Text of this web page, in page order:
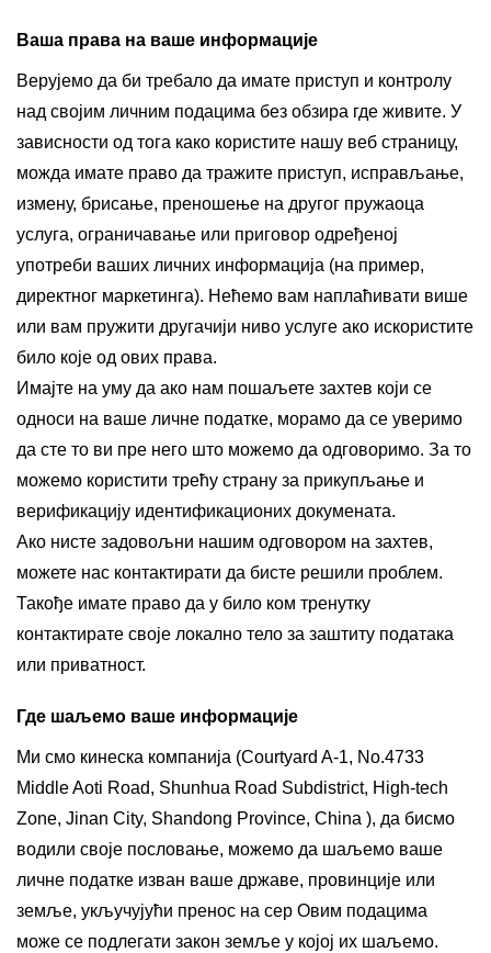
Ваша права на ваше информације
Верујемо да би требало да имате приступ и контролу
над својим личним подацима без обзира где живите. У
зависности од тога како користите нашу веб страницу,
можда имате право да тражите приступ, исправљање,
измену, брисање, преношење на другог пружаоца
услуга, ограничавање или приговор одређеној
употреби ваших личних информација (на пример,
директног маркетинга). Нећемо вам наплаћивати више
или вам пружити другачији ниво услуге ако искористите
било које од ових права.
Имајте на уму да ако нам пошаљете захтев који се
односи на ваше личне податке, морамо да се уверимо
да сте то ви пре него што можемо да одговоримо. За то
можемо користити трећу страну за прикупљање и
верификацију идентификационих докумената.
Ако нисте задовољни нашим одговором на захтев,
можете нас контактирати да бисте решили проблем.
Такође имате право да у било ком тренутку
контактирате своје локално тело за заштиту података
или приватност.
Где шаљемо ваше информације
Ми смо кинеска компанија (Courtyard A-1, No.4733
Middle Aoti Road, Shunhua Road Subdistrict, High-tech
Zone, Jinan City, Shandong Province, China ), да бисмо
водили своје пословање, можемо да шаљемо ваше
личне податке изван ваше државе, провинције или
земље, укључујући пренос на сер Овим подацима
може се подлегати закон земље у којој их шаљемо.